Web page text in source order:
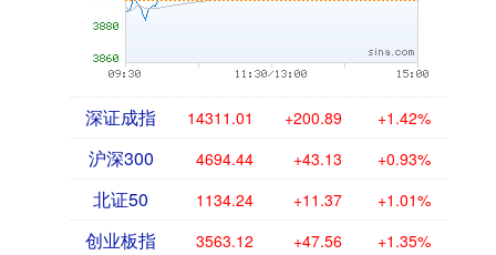
深证成指 14311.01 +200.89 +1.42%
沪深300 4694.44 +43.13 +0.93%
北证50 1134.24 +11.37 +1.01%
创业板指 3563.12 +47.56 +1.35%